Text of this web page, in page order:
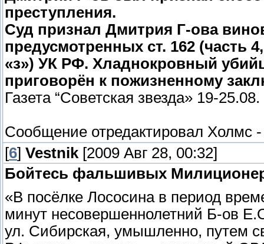
преступления.
Суд признал Дмитрия Г-ова
предусмотренных ст. 162 (часть
«з») УК РФ. Хладнокровный
приговорён к пожизненному
Газета “Советская звезда» 19-
Сообщение отредактировал Холмс
[6] Vestnik [2009 Авг 28, 00:32]
Бойтесь фальшивых
«В посёлке Лососина в период
минут несовершеннолетний Б-ов
ул. Сибирская, умышленно, путем